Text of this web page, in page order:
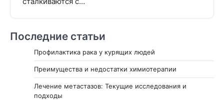
Последние статьи
Профилактика рака у курящих людей
Преимущества и недостатки химиотерапии
Лечение метастазов: Текущие исследования и
подходы